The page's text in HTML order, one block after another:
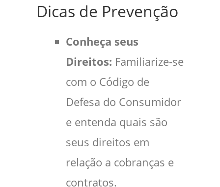
Dicas de Prevenção
Conheça seus
Direitos: Familiarize-se
com o Código de
Defesa do Consumidor
e entenda quais são
seus direitos em
relação a cobranças e
contratos.